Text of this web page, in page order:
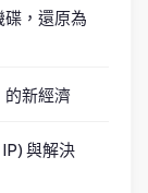
，還原為
新經濟
與解決